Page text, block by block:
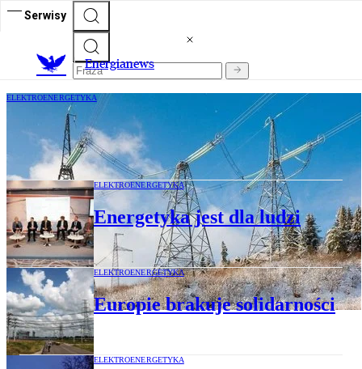
Serwisy
Energianews
ELEKTROENERGETYKA
Zimowe widmo niedoboru mocy
ELEKTROENERGETYKA
Energetyka jest dla ludzi
ELEKTROENERGETYKA
Europie brakuje solidarności
ELEKTROENERGETYKA